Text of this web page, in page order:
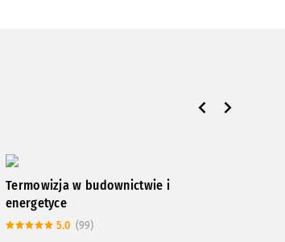
Termowizja w budownictwie i
energetyce
5.0 (99)